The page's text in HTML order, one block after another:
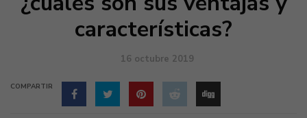
características?
16 octubre 2019
COMPARTIR